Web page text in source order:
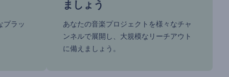
プラッ
ましょう
あなたの音楽プロジェクトを様々なチャ
ンネルで展開し、大規模なリーチアウト
に備えましょう。